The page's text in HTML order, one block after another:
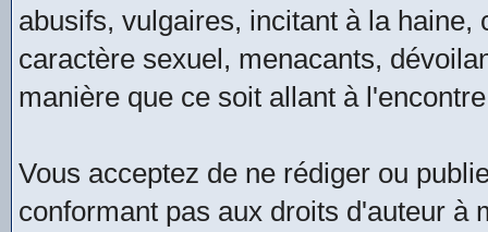
abusifs, vulgaires, incitant à la
caractère sexuel, menacants,
manière que ce soit allant à
Vous acceptez de ne rédiger ou
conformant pas aux droits d'auteur à